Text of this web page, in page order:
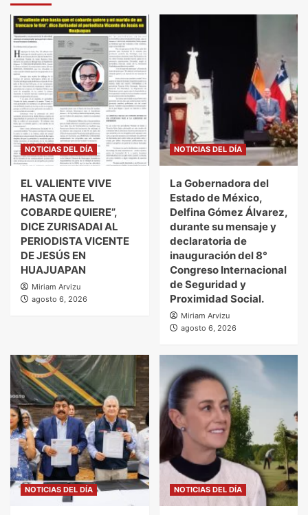
NOTICIAS DEL DÍA
EL VALIENTE VIVE
HASTA QUE EL
COBARDE QUIERE”,
DICE ZURISADAI AL
PERIODISTA VICENTE
DE JESÚS EN
HUAJUAPAN
Miriam Arvizu
agosto 6, 2026
NOTICIAS DEL DÍA
La Gobernadora del
Estado de México,
Delfina Gómez Álvarez,
durante su mensaje y
declaratoria de
inauguración del 8°
Congreso Internacional
de Seguridad y
Proximidad Social.
Miriam Arvizu
agosto 6, 2026
NOTICIAS DEL DÍA NOTICIAS DEL DÍA